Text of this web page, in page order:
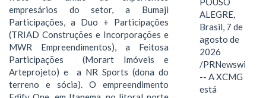
empresários do setor, a Bumaji
Participações, a Duo + Participações
(TRIAD Construções e Incorporações e
MWR Empreendimentos), a Feitosa
Participações (Morart Imóveis e
Arteprojeto) e a NR Sports (dona do
terreno e sócia). O empreendimento
ALEGRE,
Brasil, 7 de
agosto de
2026
/PRNewswire/
-- A XCMG
está